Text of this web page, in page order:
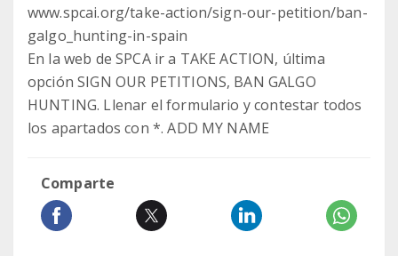
www.spcai.org/take-action/sign-our-petition/ban-
galgo_hunting-in-spain
En la web de SPCA ir a TAKE ACTION, última
opción SIGN OUR PETITIONS, BAN GALGO
HUNTING. Llenar el formulario y contestar todos
los apartados con *. ADD MY NAME
Comparte